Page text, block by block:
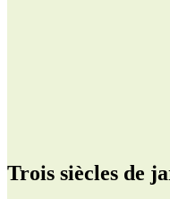
Trois siècles de